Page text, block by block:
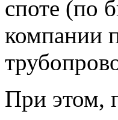
споте (по
компании
При этом,